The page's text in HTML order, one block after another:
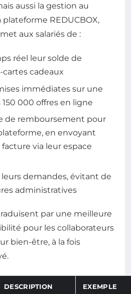
aussi la gestion au
REDUCBOX,
aux salariés de :
réel leur solde de
cadeaux
immédiates sur une
000 offres en ligne
de remboursement pour
en envoyant
via leur espace
demandes, évitant de
administratives
par une meilleure
pour les collaborateurs
bien-être, à la fois
DESCRIPTION EXEMPLE